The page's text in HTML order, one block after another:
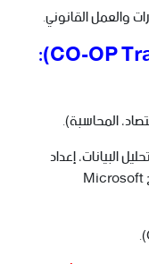
المحاسبة).
تحليل البيانات، إعداد
تقارير المحافظ الاستثمارية، وإتقان برامج Microsoft